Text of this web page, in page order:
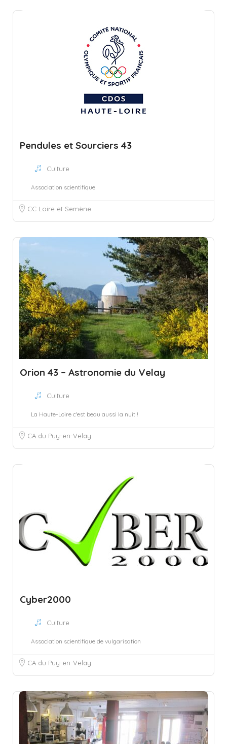
Pendules et Sourciers 43
Culture
Association scientifique
CC Loire et Semène
Orion 43 – Astronomie du Velay
Culture
La Haute-Loire c'est beau aussi la nuit !
CA du Puy-en-Velay
Cyber2000
Culture
Association scientifique de vulgarisation
CA du Puy-en-Velay